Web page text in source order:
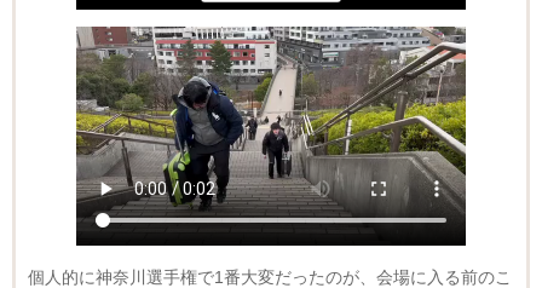
個人的に神奈川選手権で1番大変だったのが、会場に入る前のこ